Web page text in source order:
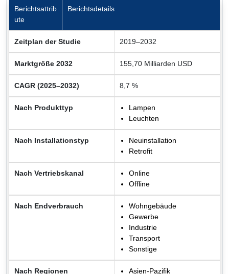
Berichtsattrib
ute
Berichtsdetails
Zeitplan der Studie 2019–2032
Marktgröße 2032 155,70 Milliarden USD
CAGR (2025–2032) 8,7 %
Nach Produkttyp
Lampen
Leuchten
Nach Installationstyp
Neuinstallation
Retrofit
Nach Vertriebskanal
Online
Offline
Nach Endverbrauch
Wohngebäude
Gewerbe
Industrie
Transport
Sonstige
Nach Regionen
Asien-Pazifik